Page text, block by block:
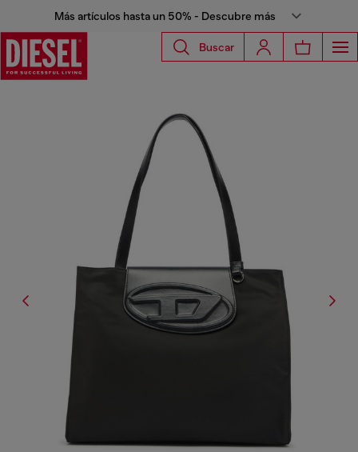
Más artículos hasta un 50% - Descubre más
Buscar